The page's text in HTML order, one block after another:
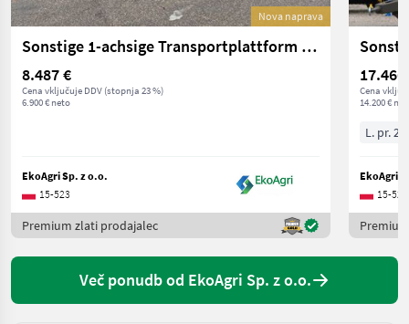
Nova naprava
Sonstige 1-achsige Transportplattform / Tieflader, 5 Tonn
8.487 €
Cena vključuje DDV (stopnja 23 %)
6.900 € neto
EkoAgri Sp. z o.o.
15-523
Premium zlati prodajalec
17.466
Cena
14.200 €
L. pr.
EkoAgri
15-523
Več ponudb od EkoAgri Sp. z o.o.